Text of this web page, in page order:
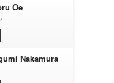
Oe
Nakamura